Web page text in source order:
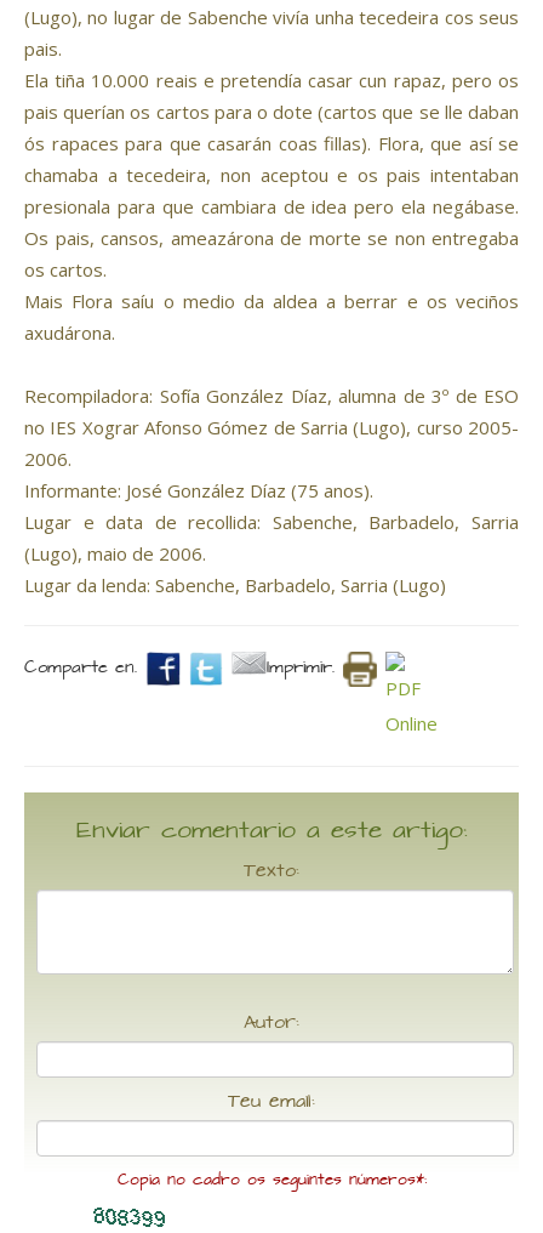
(Lugo), no lugar de Sabenche vivía unha tecedeira cos seus
pais.
Ela tiña 10.000 reais e pretendía casar cun rapaz, pero os
pais querían os cartos para o dote (cartos que se lle daban
ós rapaces para que casarán coas fillas). Flora, que así se
chamaba a tecedeira, non aceptou e os pais intentaban
presionala para que cambiara de idea pero ela negábase.
Os pais, cansos, ameazárona de morte se non entregaba
os cartos.
Mais Flora saíu o medio da aldea a berrar e os veciños
axudárona.
Recompiladora: Sofía González Díaz, alumna de 3º de ESO
no IES Xograr Afonso Gómez de Sarria (Lugo), curso 2005-
2006.
Informante: José González Díaz (75 anos).
Lugar e data de recollida: Sabenche, Barbadelo, Sarria
(Lugo), maio de 2006.
Lugar da lenda: Sabenche, Barbadelo, Sarria (Lugo)
Comparte en. Imprimir.
Enviar comentario a este artigo:
Texto:
Autor:
Teu email:
Copia no cadro os seguintes números*: